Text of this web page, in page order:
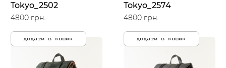
Tokyo_2502
4800 грн.
додати в кошик
Tokyo_2574
4800 грн.
додати в кошик